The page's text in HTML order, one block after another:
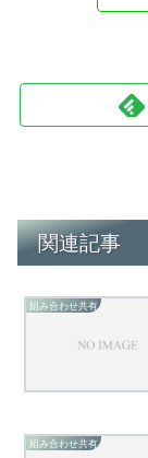
関連記事
組み合わせ共有
組み合わせ共有